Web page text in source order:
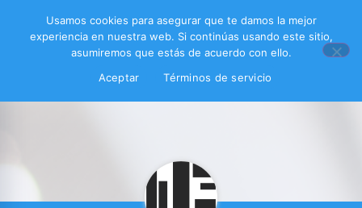
Usamos cookies para asegurar que te damos la mejor
experiencia en nuestra web. Si continúas usando este sitio,
asumiremos que estás de acuerdo con ello.
Aceptar
Términos de servicio